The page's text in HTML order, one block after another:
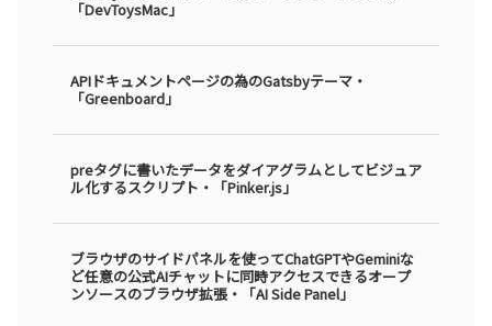
「DevToysMac」
APIドキュメントページの為のGatsbyテーマ・
「Greenboard」
preタグに書いたデータをダイアグラムとしてビジュア
ル化するスクリプト・「Pinker.js」
ブラウザのサイドパネルを使ってChatGPTやGeminiな
ど任意の公式AIチャットに同時アクセスできるオープ
ンソースのブラウザ拡張・「AI Side Panel」